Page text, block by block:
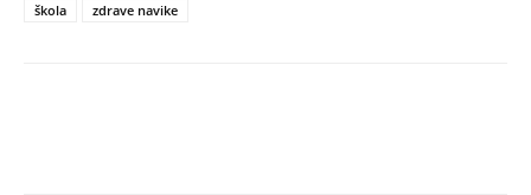
škola
zdrave navike